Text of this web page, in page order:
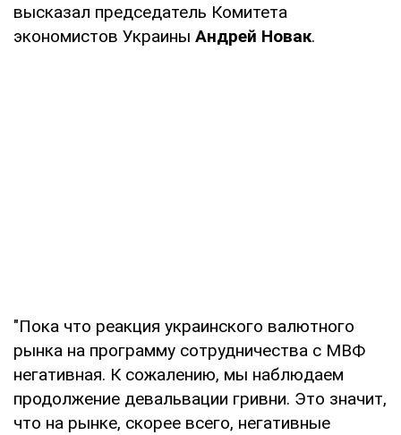
высказал председатель Комитета
экономистов Украины Андрей Новак.
"Пока что реакция украинского валютного
рынка на программу сотрудничества с МВФ
негативная. К сожалению, мы наблюдаем
продолжение девальвации гривни. Это значит,
что на рынке, скорее всего, негативные